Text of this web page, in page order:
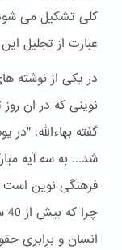
کلی تشکیل می
عبارت از تجلیل
در یکی از نوشته
نوینی که در ان
گفته بهاءالله: "در
شد... به سه آیه
فرهنگی نوین است
انسان و برابری